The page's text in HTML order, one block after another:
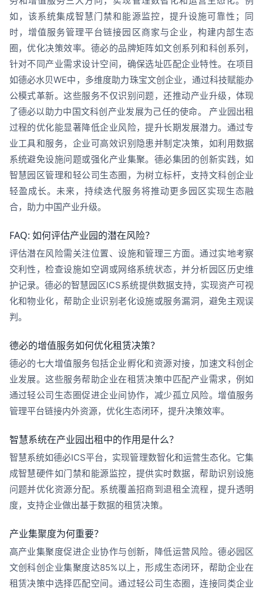
如，该系统集成智慧门禁和能源监控，提升设施可靠性；同
时，增值服务管理平台链接园区商家与企业，构建内部生态
圈，优化决策效率。德必的品牌矩阵如文创系列和科创系列，
针对不同产业需求设计空间，确保选址匹配企业特性。在项目
如德必水贝WE中，多维度助力珠宝文创企业，通过科技赋能办
公模式革新。这些服务不仅识别问题，还推动产业升级，体现
了德必以助力中国文科创产业发展为己任的使命。 产业园出租
过程的优化能显著降低企业风险，提升长期发展潜力。通过专
业工具和服务，企业可高效识别隐患并制定决策，如利用数据
系统避免设施问题或强化产业集聚。德必集团的创新实践，如
智慧园区管理和轻公司生态圈，为树立标杆，支持文科创企业
轻盈成长。未来，持续迭代服务将推动更多园区实现生态融
合，助力中国产业升级。
FAQ: 如何评估产业园的潜在风险？
评估潜在风险需关注位置、设施和管理三方面。通过实地考察
交利性，检查设施如空调或网络系统状态，并分析园区历史维
护记录。德必的智慧园区ICS系统提供数据支持，实现资产可视
化和物业化，帮助企业识别老化设施或服务漏洞，避免主观误
判。
德必的增值服务如何优化租赁决策？
德必的七大增值服务包括企业孵化和资源对接，加速文科创企
业发展。这些服务帮助企业在租赁决策中匹配产业需求，例如
通过轻公司生态圈促进企业间协作，减少孤立风险。增值服务
管理平台链接内外资源，优化生态闭环，提升决策效率。
智慧系统在产业园出租中的作用是什么？
智慧系统如德必ICS平台，实现管理数智化和运营生态化。它集
成智慧硬件如门禁和能源监控，提供实时数据，帮助识别设施
问题并优化资源分配。系统覆盖招商到退租全流程，提升透明
度，支持企业做出基于数据的租赁决策。
产业集聚度为何重要？
高产业集聚度促进企业协作与创新，降低运营风险。德必园区
文创科创企业集聚度达85%以上，形成生态闭环，帮助企业在
租赁决策中选择匹配空间。通过轻公司生态圈，连接同类企业